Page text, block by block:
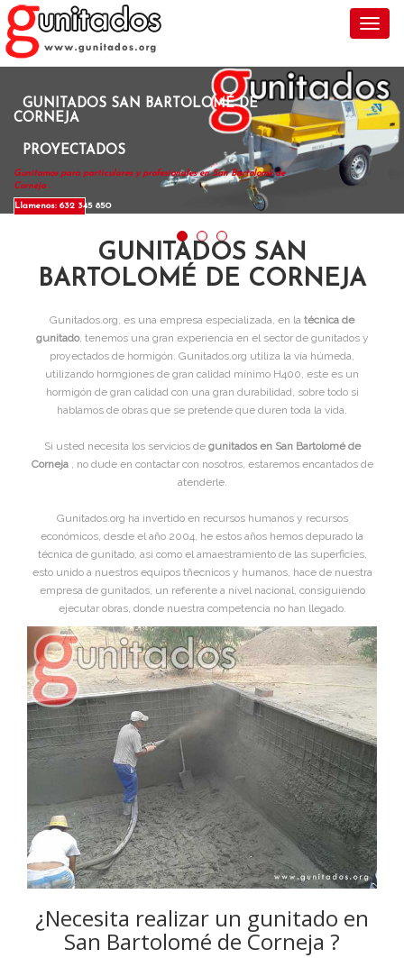
GUNITADOS SAN BARTOLOMÉ DE
CORNEJA
PROYECTADOS
Gunitamos para particulares y profesionales en San Bartolomé de
Corneja .
Llamenos: 632 345 850
GUNITADOS SAN
BARTOLOMÉ DE CORNEJA
Gunitados.org, es una empresa especializada, en la técnica de
gunitado, tenemos una gran experiencia en el sector de gunitados y
proyectados de hormigón. Gunitados.org utiliza la vía húmeda,
utilizando hormgiones de gran calidad mínimo H400, este es un
hormigón de gran calidad con una gran durabilidad, sobre todo si
hablamos de obras que se pretende que duren toda la vida.
Si usted necesita los servicios de gunitados en San Bartolomé de
Corneja , no dude en contactar con nosotros, estaremos encantados de
atenderle.
Gunitados.org ha invertido en recursos humanos y recursos
económicos, desde el año 2004, he estos años hemos depurado la
técnica de gunitado, asi como el amaestramiento de las superficies,
esto unido a nuestros equipos tñecnicos y humanos, hace de nuestra
empresa de gunitados, un referente a nivel nacional, consiguiendo
ejecutar obras, donde nuestra competencia no han llegado.
¿Necesita realizar un gunitado en
San Bartolomé de Corneja ?